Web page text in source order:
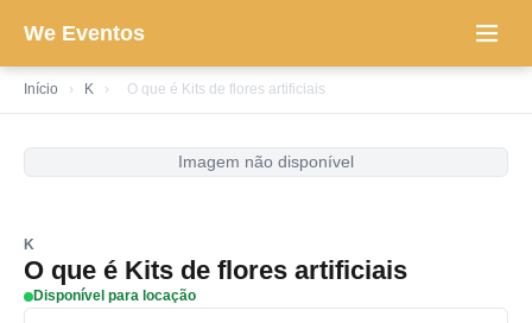
We Eventos
Início › K › O que é Kits de flores artificiais
Imagem não disponível
K
O que é Kits de flores artificiais
Disponível para locação